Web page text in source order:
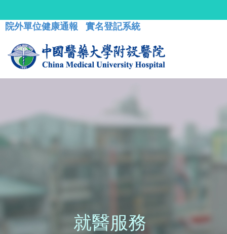
院外單位健康通報 實名登記系統
就醫服務